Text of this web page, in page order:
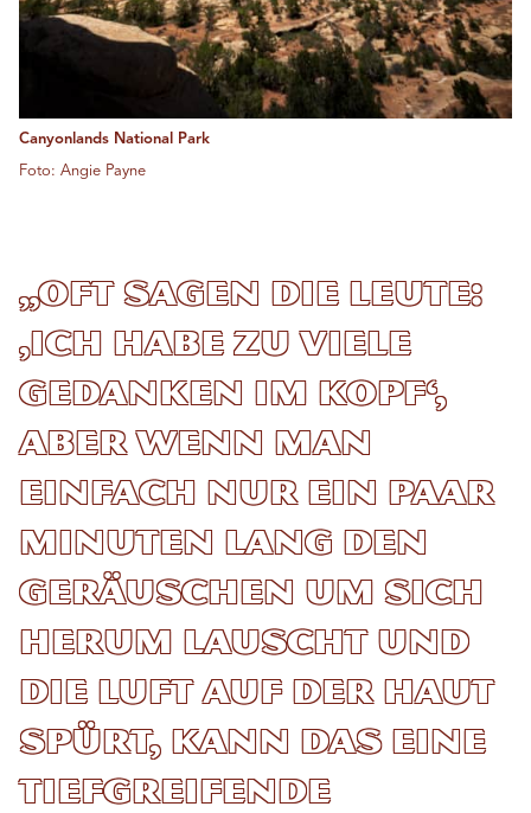
Canyonlands National Park
Foto: Angie Payne
„Oft sagen die Leute:
‚Ich habe zu viele
Gedanken im Kopf‘,
aber wenn man
einfach nur ein paar
Minuten lang den
Geräuschen um sich
herum lauscht und
die Luft auf der Haut
spürt, kann das eine
tiefgreifende